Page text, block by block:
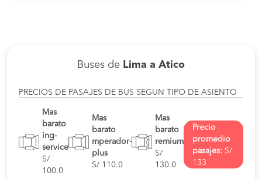
Buses de Lima a Atico
PRECIOS DE PASAJES DE BUS SEGUN TIPO DE ASIENTO
Mas
barato
ing-
service
S/
100.0
Mas
barato
mperador-
plus
S/ 110.0
Mas
barato
remium
S/
130.0
Precio
promedio
pasajes: S/
133